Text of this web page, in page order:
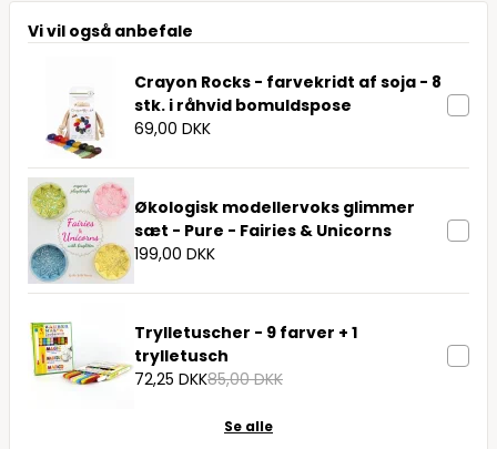
Vi vil også anbefale
Crayon Rocks - farvekridt af soja - 8
stk. i råhvid bomuldspose
69,00 DKK
Økologisk modellervoks glimmer
sæt - Pure - Fairies & Unicorns
199,00 DKK
Trylletuscher - 9 farver + 1
trylletusch
72,25 DKK85,00 DKK
Se alle